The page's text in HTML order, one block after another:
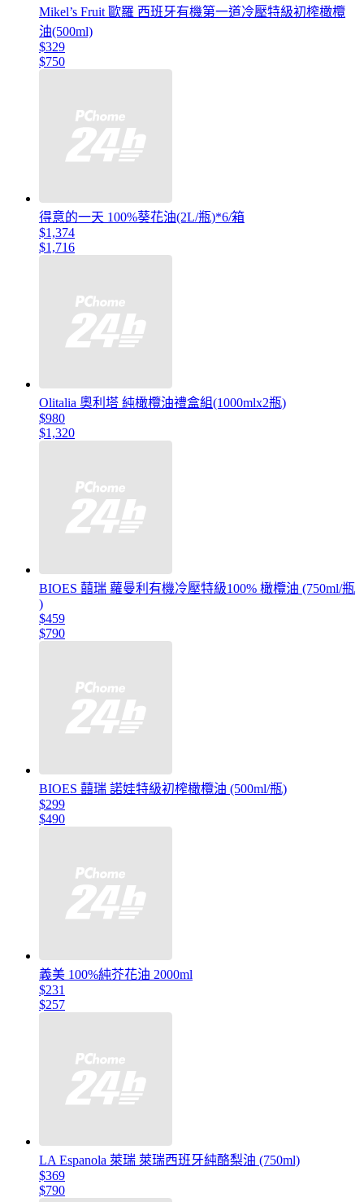
Mikel’s Fruit 歐羅 西班牙有機第一道冷壓特級初榨橄欖
油(500ml)
$329
$750
得意的一天 100%葵花油(2L/瓶)*6/箱
$1,374
$1,716
Olitalia 奧利塔 純橄欖油禮盒組(1000mlx2瓶)
$980
$1,320
BIOES 囍瑞 蘿曼利有機冷壓特級100% 橄欖油 (750ml/瓶
)
$459
$790
BIOES 囍瑞 諾娃特級初榨橄欖油 (500ml/瓶)
$299
$490
義美 100%純芥花油 2000ml
$231
$257
LA Espanola 萊瑞 萊瑞西班牙純酪梨油 (750ml)
$369
$790